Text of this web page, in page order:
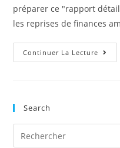
préparer ce "rapport
les reprises de finances
Continuer La Lecture Les
À
Search